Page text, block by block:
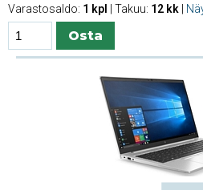
Varastosaldo: 1 kpl | Takuu: 12 kk